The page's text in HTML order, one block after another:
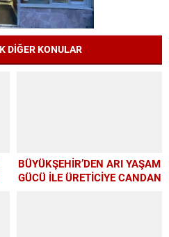
DİĞER KONULAR
BÜYÜKŞEHİR’DEN ARI YAŞAM
GÜCÜ İLE ÜRETİCİYE CANDAN